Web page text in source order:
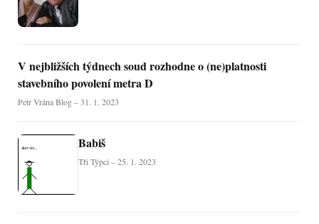
V nejbližších týdnech soud rozhodne o (ne)platnosti
stavebního povolení metra D
Petr Vrána Blog – 31. 1. 2023
Babiš
Tři Týpci – 25. 1. 2023